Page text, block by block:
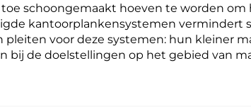
schoongemaakt hoeven te worden
kantoorplankensystemen vermindert
voor deze systemen: hun kleiner
bij de doelstellingen op het gebied van